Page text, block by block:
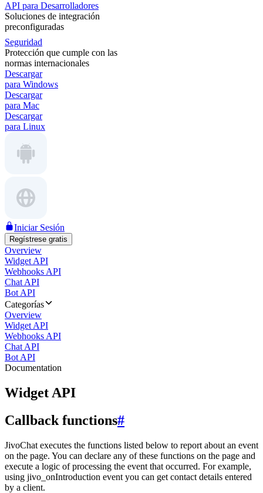
API para Desarrolladores
Soluciones de integración
preconfiguradas
Seguridad
Protección que cumple con las
normas internacionales
Descargar
para Windows
Descargar
para Mac
Descargar
para Linux
Iniciar Sesión
Regístrese gratis
Overview
Widget API
Webhooks API
Chat API
Bot API
Categorías
Overview
Widget API
Webhooks API
Chat API
Bot API
Documentation
Widget API
Callback functions#
JivoChat executes the functions listed below to report about an event
on the page. You can declare any of these functions on the page and
execute a logic of processing the event that occurred. For example,
using jivo_onIntroduction event you can get contact details entered
by a client.